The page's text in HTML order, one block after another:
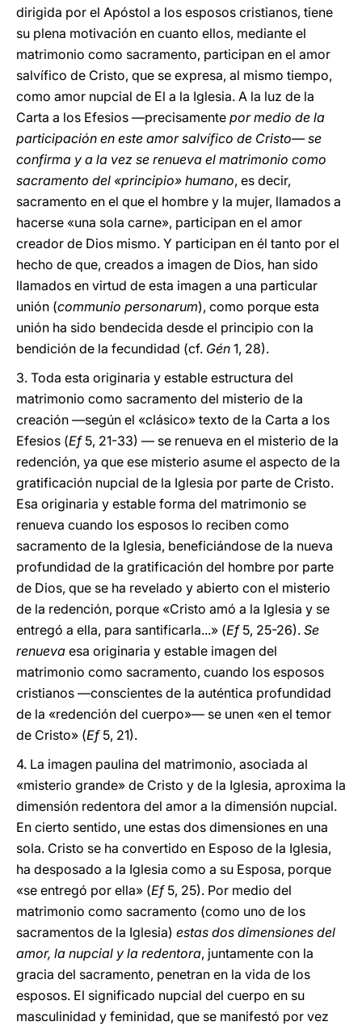
dirigida por el Apóstol a los esposos cristianos, tiene
su plena motivación en cuanto ellos, mediante el
matrimonio como sacramento, participan en el amor
salvífico de Cristo, que se expresa, al mismo tiempo,
como amor nupcial de El a la Iglesia. A la luz de la
Carta a los Efesios —precisamente por medio de la
participación en este amor salvífico de Cristo— se
confirma y a la vez se renueva el matrimonio como
sacramento del «principio» humano, es decir,
sacramento en el que el hombre y la mujer, llamados a
hacerse «una sola carne», participan en el amor
creador de Dios mismo. Y participan en él tanto por el
hecho de que, creados a imagen de Dios, han sido
llamados en virtud de esta imagen a una particular
unión (communio personarum), como porque esta
unión ha sido bendecida desde el principio con la
bendición de la fecundidad (cf. Gén 1, 28).
3. Toda esta originaria y estable estructura del
matrimonio como sacramento del misterio de la
creación —según el «clásico» texto de la Carta a los
Efesios (Ef5, 21-33) — se renueva en el misterio de la
redención, ya que ese misterio asume el aspecto de la
gratificación nupcial de la Iglesia por parte de Cristo.
Esa originaria y estable forma del matrimonio se
renueva cuando los esposos lo reciben como
sacramento de la Iglesia, beneficiándose de la nueva
profundidad de la gratificación del hombre por parte
de Dios, que se ha revelado y abierto con el misterio
de la redención, porque «Cristo amó a la Iglesia y se
entregó a ella, para santificarla...» (Ef5, 25-26). Se
renueva esa originaria y estable imagen del
matrimonio como sacramento, cuando los esposos
cristianos —conscientes de la auténtica profundidad
de la «redención del cuerpo»— se unen «en el temor
de Cristo» (Ef5, 21).
4. La imagen paulina del matrimonio, asociada al
«misterio grande» de Cristo y de la Iglesia, aproxima la
dimensión redentora del amor a la dimensión nupcial.
En cierto sentido, une estas dos dimensiones en una
sola. Cristo se ha convertido en Esposo de la Iglesia,
ha desposado a la Iglesia como a su Esposa, porque
«se entregó por ella» (Ef5, 25). Por medio del
matrimonio como sacramento (como uno de los
sacramentos de la Iglesia) estas dos dimensiones del
amor, la nupcial y la redentora, juntamente con la
gracia del sacramento, penetran en la vida de los
esposos. El significado nupcial del cuerpo en su
masculinidad y feminidad, que se manifestó por vez